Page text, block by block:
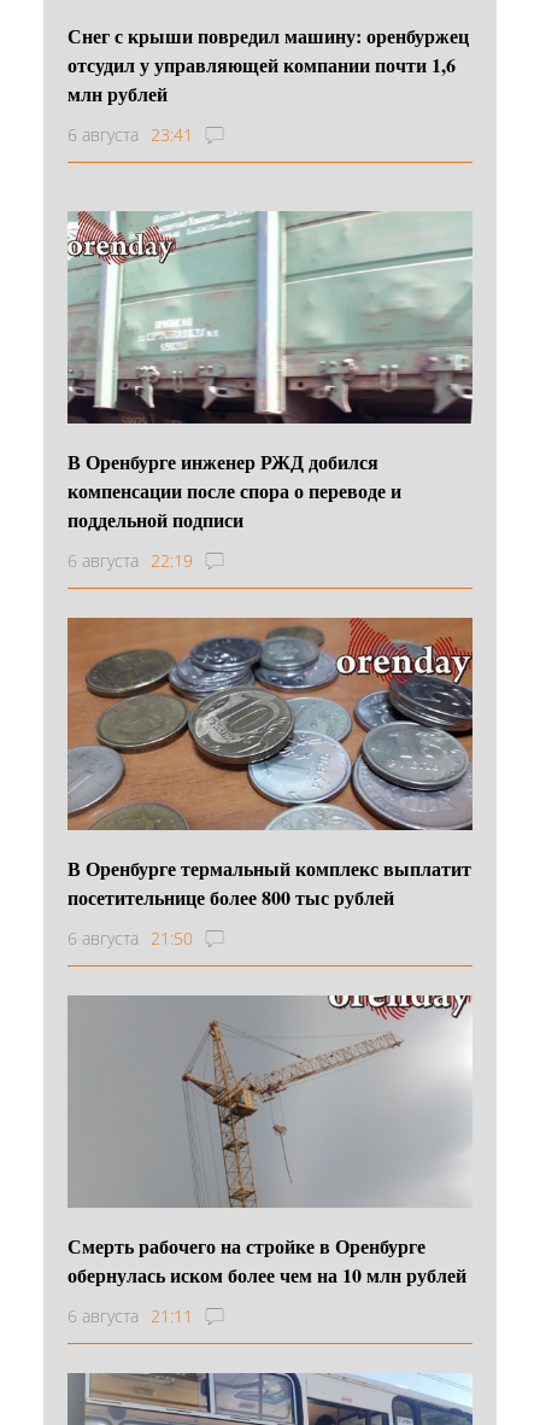
Снег с крыши повредил машину: оренбуржец
отсудил у управляющей компании почти 1,6
млн рублей
6 августа 23:41
В Оренбурге инженер РЖД добился
компенсации после спора о переводе и
поддельной подписи
6 августа 22:19
В Оренбурге термальный комплекс выплатит
посетительнице более 800 тыс рублей
6 августа 21:50
Смерть рабочего на стройке в Оренбурге
обернулась иском более чем на 10 млн рублей
6 августа 21:11